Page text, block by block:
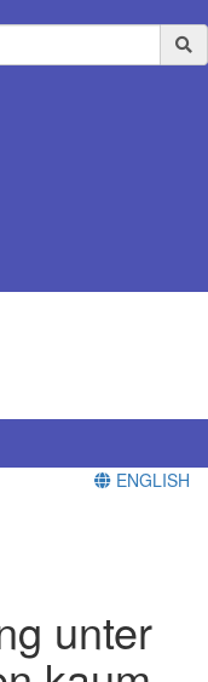
ENGLISH
unter